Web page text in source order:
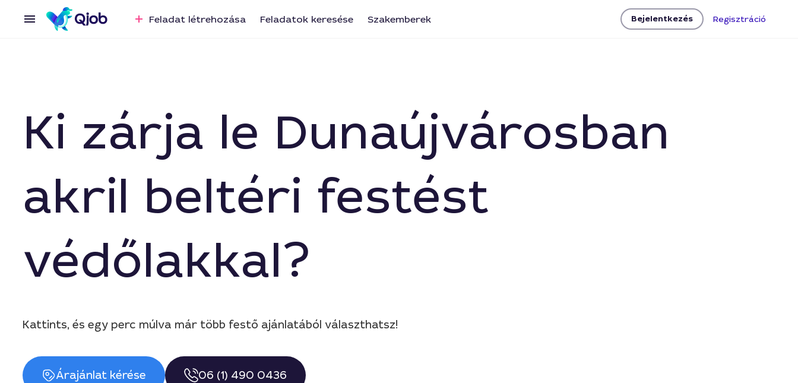
Feladat létrehozása Feladatok keresése Szakemberek Bejelentkezés Regisztráció
Ki zárja le Dunaújvárosban
akril beltéri festést
védőlakkal?
Kattints, és egy perc múlva már több festő ajánlatából választhatsz!
Árajánlat kérése 06 (1) 490 0436